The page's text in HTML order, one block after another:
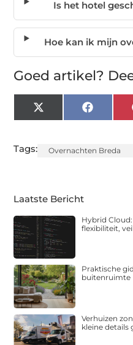
Is het hotel
Hoe kan ik mijn
Goed artikel?
X
(Twitter)
Tags: Overnachten Breda
Laatste Bericht
Hybrid
flexibiliteit,
Praktische
buitenruimte
Verhuizen
kleine details